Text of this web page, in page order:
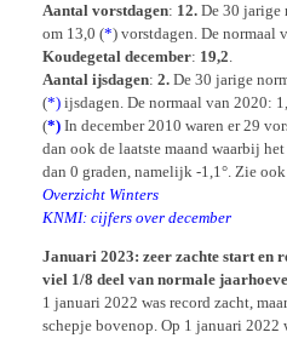
Aantal vorstdagen: 12. De 30 jarige
om 13,0 (*) vorstdagen. De normaal
Koudegetal december: 19,2.
Aantal ijsdagen: 2. De 30 jarige
(*) ijsdagen. De normaal van 2020:
(*) In december 2010 waren er 29
dan ook de laatste maand waarbij
dan 0 graden, namelijk -1,1°. Zie
Overzicht Winters
KNMI: cijfers over december
Januari 2023: zeer zachte start en
viel 1/8 deel van normale
1 januari 2022 was record zacht,
schepje bovenop. Op 1 januari 2022